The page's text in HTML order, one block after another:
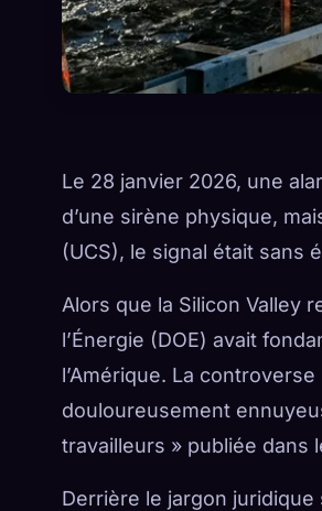
Le 28 janvier 2026, une
d’une sirène physique,
(UCS), le signal était sans
Alors que la Silicon Valley
l’Énergie (DOE) avait
l’Amérique. La
douloureusement
travailleurs » publiée dans
Derrière le jargon